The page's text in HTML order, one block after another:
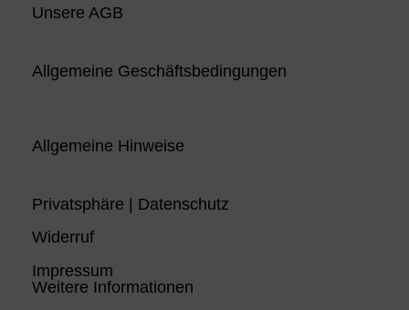
Unsere AGB
Allgemeine Geschäftsbedingungen
Allgemeine Hinweise
Privatsphäre | Datenschutz
Widerruf
Impressum
Weitere Informationen